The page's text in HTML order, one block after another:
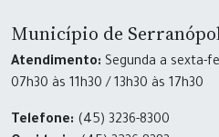
Município de
Atendimento: Segunda a sexta-
07h30 às 11h30 / 13h30 às 17h30
Telefone: (45) 3236-8300